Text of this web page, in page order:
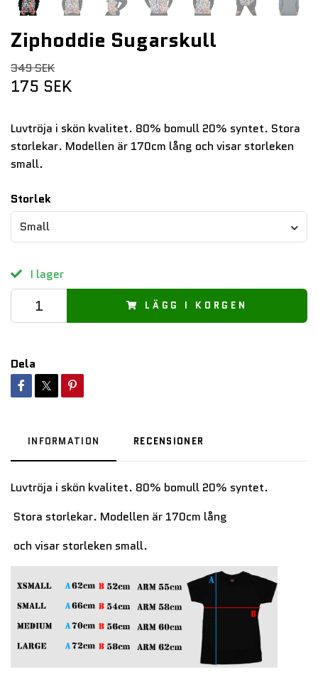
Ziphoddie Sugarskull
349 SEK
175 SEK
Luvtröja i skön kvalitet. 80% bomull 20% syntet. Stora
storlekar. Modellen är 170cm lång och visar storleken
small.
Storlek
Small
I lager
LÄGG I KORGEN
Dela
INFORMATION RECENSIONER
Luvtröja i skön kvalitet. 80% bomull 20% syntet.
Stora storlekar. Modellen är 170cm lång
och visar storleken small.